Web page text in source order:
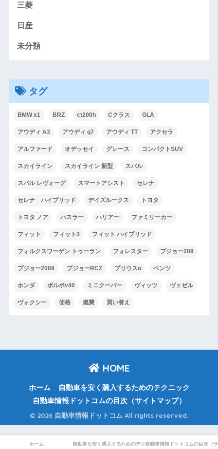
三菱
日産
未分類
タグ
BMW x1 BRZ ct200h Cクラス GLA
アウディ A3 アウディ q7 アウディ TT アクセラ
アルファード オデッセイ グレース コンパクトSUV
スカイライン スカイライン 新型 スバル
スバル レヴォーグ スマートアシスト セレナ
セレナ ハイブリッド デイズルークス トヨタ
トヨタ ノア ハスラー ハリアー ファミリーカー
フィット フィット3 フィット ハイブリッド
フォルクスワーゲン トゥーラン フォレスター プジョー208
プジョー2008 プジョーRCZ プリウスα ベンツ
ホンダ ボルボv40 ミニクーパー ヴィッツ ヴェゼル
ヴォクシー 価格 燃費 買い替え
HOME
ホーム
自動車を安く購入するためのテクニック
自動車情報ドットコムの目次（サイトマップ）
© 2026 自動車情報ドットコム All rights reserved.
ホーム 自動車を安く購入するためのテクニック自動車情報ドットコムの目次（